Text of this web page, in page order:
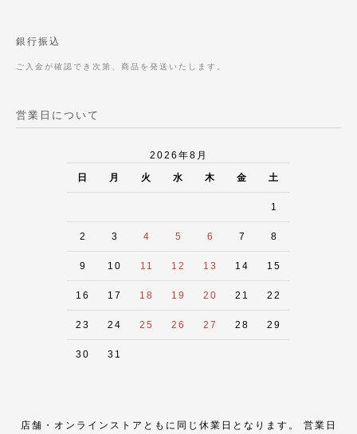
銀行振込
ご入金が確認でき次第、商品を発送いたします。
営業日について
2026年8月
日 月 火 水 木 金 土
1
2 3 4 5 6 7 8
9 10 11 12 13 14 15
16 17 18 19 20 21 22
23 24 25 26 27 28 29
30 31
店舗・オンラインストアともに同じ休業日となります。 営業日